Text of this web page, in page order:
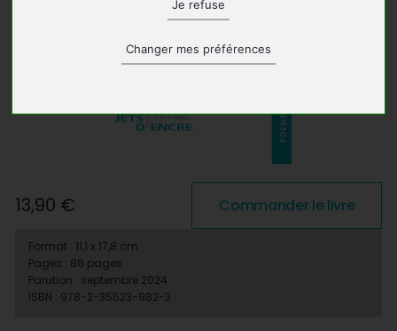
Je refuse
Changer mes préférences
13,90 € Commander le livre
Format : 11,1 x 17,8 cm
Pages : 86 pages
Parution : septembre 2024
ISBN : 978-2-35523-982-3